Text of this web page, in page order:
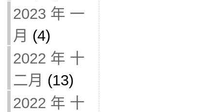
2023 年 一
月 (4)
2022 年 十
二月 (13)
2022 年 十